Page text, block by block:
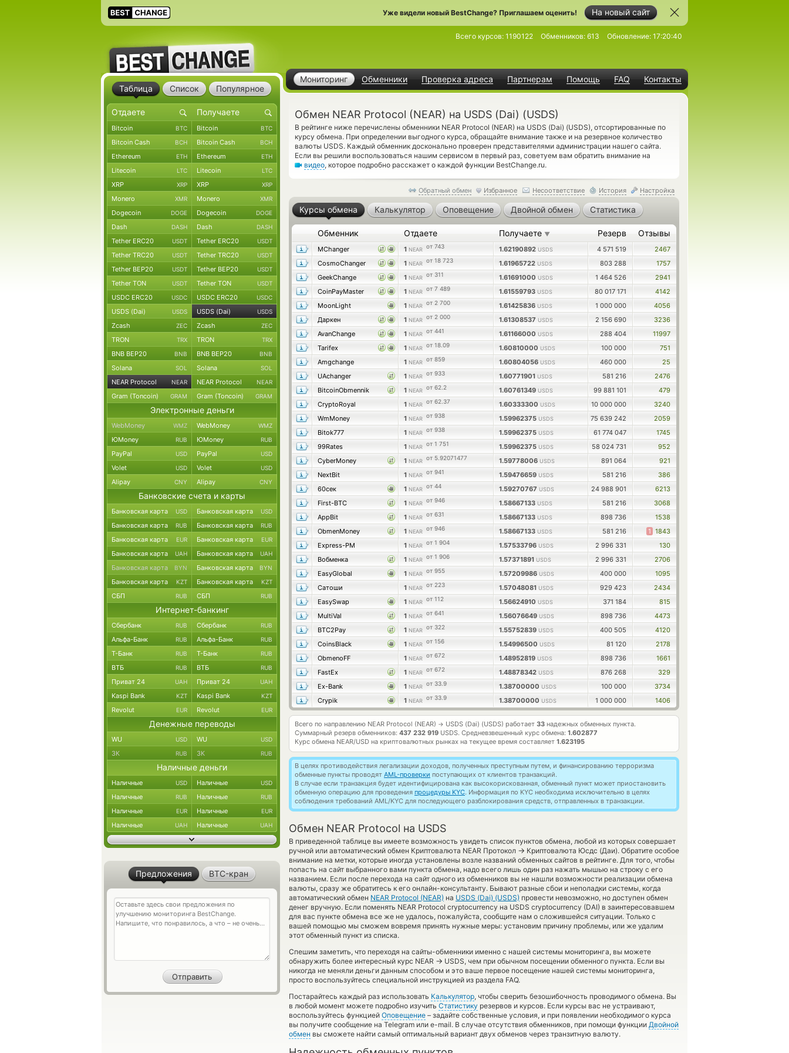
На новый сайт
Уже видели новый BestChange? Приглашаем оценить!
Мониторинг Обменники Проверка адреса Партнерам Помощь FAQ Контакты
Всего курсов: 1190122 Обменников: 613 Обновление: 17:20:40
Обмен NEAR Protocol (NEAR) на USDS (Dai) (USDS)
В рейтинге ниже перечислены обменники NEAR Protocol (NEAR) на USDS (Dai) (USDS), отсортированные по
курсу обмена. При определении выгодного курса, обращайте внимание также и на резервное количество
валюты USDS. Каждый обменник досконально проверен представителями администрации нашего сайта.
Если вы решили воспользоваться нашим сервисом в первый раз, советуем вам обратить внимание на
видео, которое подробно расскажет о каждой функции BestChange.ru.
Обратный обмен Избранное Несоответствие История Настройка
Курсы обмена Калькулятор Оповещение Двойной обмен Статистика
Обменник Отдаете Получаете ▼ Резерв Отзывы
MChanger 1 NEAR от 743 1.62190892 USDS 4 571 519
2467
CosmoChanger
1 NEAR от 18 723 1.61965722 USDS 803 288
1757
GeekChange
1 NEAR от 311 1.61691000 USDS 1 464 526
2941
CoinPayMaster
1 NEAR от 7 489 1.61559793 USDS 80 017 171
4142
MoonLight
1 NEAR от 2 700 1.61425836 USDS 1 000 000
4056
Даркен
1 NEAR от 2 000 1.61308537 USDS 2 156 690
3236
AvanChange
1 NEAR от 441 1.61166000 USDS 288 404
11997
Tarifex
1 NEAR от 18.09 1.60810000 USDS 100 000
751
Amgchange
1 NEAR от 859 1.60804056 USDS 460 000
25
UAchanger
1 NEAR от 933 1.60771901 USDS 581 216
2476
BitcoinObmennik
1 NEAR от 62.2 1.60761349 USDS 99 881 101
479
CryptoRoyal
1 NEAR от 62.37 1.60333300 USDS 10 000 000
3240
WmMoney
1 NEAR от 938 1.59962375 USDS 75 639 242
2059
Bitok777
1 NEAR от 938 1.59962375 USDS 61 774 047
1745
99Rates
1 NEAR от 1 751 1.59962375 USDS 58 024 731
952
CyberMoney
1 NEAR от 5.92071477 1.59778006 USDS 891 064
921
NextBit
1 NEAR от 941 1.59476659 USDS 581 216
386
60сек
1 NEAR от 44 1.59270767 USDS 24 988 901
6213
First-BTC
1 NEAR от 946 1.58667133 USDS 581 216
3068
AppBit
1 NEAR от 631 1.58667133 USDS 898 736
1538
ObmenMoney
1 NEAR от 946 1.58667133 USDS 581 216 1 1843
Express-PM
1 NEAR от 1 904 1.57533796 USDS 2 996 331
130
Вобменка
1 NEAR от 1 906 1.57371891 USDS 2 996 331
2706
EasyGlobal
1 NEAR от 955 1.57209986 USDS 400 000
1095
Сатоши
1 NEAR от 223 1.57048081 USDS 929 423
2434
EasySwap
1 NEAR от 112 1.56624910 USDS 371 184
815
MultiVal
1 NEAR от 641 1.56076649 USDS 898 736
4473
BTC2Pay
1 NEAR от 322 1.55752839 USDS 400 505
4120
CoinsBlack
1 NEAR от 156 1.54996500 USDS 81 120
2178
ObmenoFF
1 NEAR от 672 1.48952819 USDS 898 736
1661
FastEx
1 NEAR от 672 1.48878342 USDS 876 268
329
Ex-Bank
1 NEAR от 33.9 1.38700000 USDS 100 000
3734
Crypik
1 NEAR от 33.9 1.38700000 USDS 1 000 000 1406
Всего по направлению NEAR Protocol (NEAR) → USDS (Dai) (USDS) работает 33 надежных обменных пункта.
Суммарный резерв обменников: 437 232 919 USDS. Средневзвешенный курс обмена: 1.602877
Курс обмена NEAR/USD на криптовалютных рынках на текущее время составляет 1.623195
В целях противодействия легализации доходов, полученных преступным путем, и финансированию терроризма
обменные пункты проводят AML-проверки поступающих от клиентов транзакций.
В случае если транзакция будет идентифицирована как высокорискованная, обменный пункт может приостановить
обменную операцию для проведения процедуры KYC. Информация по KYC необходима исключительно в целях
соблюдения требований AML/KYC для последующего разблокирования средств, отправленных в транзакции.
Обмен NEAR Protocol на USDS
В приведенной таблице вы имеете возможность увидеть список пунктов обмена, любой из которых совершает
ручной или автоматический обмен Криптовалюта NEAR Протокол → Криптовалюта Юсдс (Даи). Обратите особое
внимание на метки, которые иногда установлены возле названий обменных сайтов в рейтинге. Для того, чтобы
попасть на сайт выбранного вами пункта обмена, надо всего лишь один раз нажать мышью на строку с его
названием. Если после перехода на сайт одного из обменников вы не нашли возможности реализации обмена
валюты, сразу же обратитесь к его онлайн-консультанту. Бывают разные сбои и неполадки системы, когда
автоматический обмен NEAR Protocol (NEAR) на USDS (Dai) (USDS) провести невозможно, но доступен обмен
денег вручную. Если поменять NEAR Protocol cryptocurrency на USDS cryptocurrency (DAI) в заинтересовавшем
для вас пункте обмена все же не удалось, пожалуйста, сообщите нам о сложившейся ситуации. Только с
вашей помощью мы сможем вовремя принять нужные меры: установим причину проблемы, или же удалим
этот обменный пункт из списка.
Спешим заметить, что переходя на сайты-обменники именно с нашей системы мониторинга, вы можете
обнаружить более интересный курс NEAR → USDS, чем при обычном посещении обменного пункта. Если вы
никогда не меняли деньги данным способом и это ваше первое посещение нашей системы мониторинга,
просто воспользуйтесь специальной инструкцией из раздела FAQ.
Постарайтесь каждый раз использовать Калькулятор, чтобы сверить безошибочность проводимого обмена. Вы
в любой момент можете подробно изучить Статистику резервов и курсов. Если курсы вас не устраивают,
воспользуйтесь функцией Оповещение – задайте собственные условия, и при появлении необходимого курса
вы получите сообщение на Telegram или e-mail. В случае отсутствия обменников, при помощи функции Двойной
обмен вы сможете найти самый оптимальный вариант двух обменов через транзитную валюту.
Таблица Список Популярное
Bitcoin BTC Bitcoin BTC
Bitcoin Cash BCH Bitcoin Cash BCH
Ethereum ETH Ethereum ETH
Litecoin LTC Litecoin LTC
XRP XRP XRP XRP
Monero XMR Monero XMR
Dogecoin DOGE Dogecoin DOGE
Dash DASH Dash DASH
Tether ERC20 USDT Tether ERC20 USDT
Tether TRC20 USDT Tether TRC20 USDT
Tether BEP20 USDT Tether BEP20 USDT
Tether TON USDT Tether TON USDT
USDC ERC20 USDC USDC ERC20 USDC
USDS (Dai) USDS USDS (Dai) USDS
Zcash ZEC Zcash ZEC
TRON TRX TRON TRX
BNB BEP20 BNB BNB BEP20 BNB
Solana SOL Solana SOL
NEAR Protocol NEAR NEAR Protocol NEAR
Gram (Toncoin) GRAM Gram (Toncoin) GRAM
Электронные деньги
WebMoney WMZ WebMoney WMZ
ЮMoney RUB ЮMoney RUB
PayPal USD PayPal USD
Volet USD Volet USD
Alipay CNY Alipay CNY
Банковские счета и карты
Банковская карта USD Банковская карта USD
Банковская карта RUB Банковская карта RUB
Банковская карта EUR Банковская карта EUR
Банковская карта UAH Банковская карта UAH
Банковская карта BYN Банковская карта BYN
Банковская карта KZT Банковская карта KZT
СБП RUB СБП RUB
Интернет-банкинг
Сбербанк RUB Сбербанк RUB
Альфа-Банк RUB Альфа-Банк RUB
Т-Банк RUB Т-Банк RUB
ВТБ RUB ВТБ RUB
Приват 24 UAH Приват 24 UAH
Kaspi Bank KZT Kaspi Bank KZT
Revolut EUR Revolut EUR
Денежные переводы
WU USD WU USD
ЗК RUB ЗК RUB
Наличные деньги
Наличные USD Наличные USD
Наличные RUB Наличные RUB
Наличные EUR Наличные EUR
Наличные UAH Наличные UAH
Предложения BTC-кран